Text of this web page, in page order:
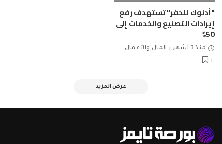
"أدنوك للحفر" تستهدف رفع
إيرادات التصنيع والخدمات إلى
50%
منذ 3 أشهر المال والأعمال
عرض المزيد